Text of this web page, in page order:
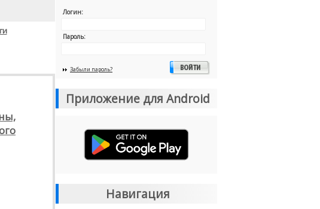
Логин:
Пароль:
Забыли пароль?
Приложение для Android
Навигация